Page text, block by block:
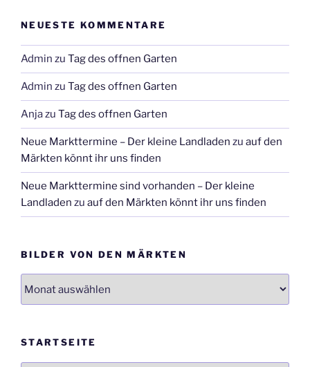
NEUESTE KOMMENTARE
Admin zu Tag des offnen Garten
Admin zu Tag des offnen Garten
Anjazu Tag des offnen Garten
Neue Markttermine – Der kleine Landladen zu auf den
Märkten könnt ihr uns finden
Neue Markttermine sind vorhanden – Der kleine
Landladen zu auf den Märkten könnt ihr uns finden
BILDER VON DEN MÄRKTEN
von
STARTSEITE